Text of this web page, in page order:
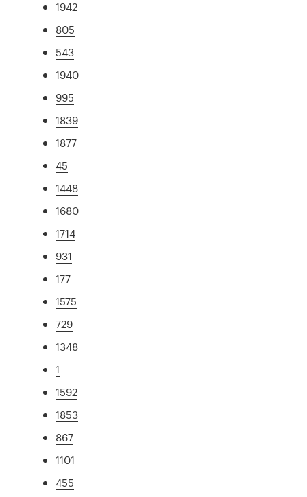
1942
805
543
1940
995
1839
1877
45
1448
1680
1714
931
177
1575
729
1348
1
1592
1853
867
1101
455